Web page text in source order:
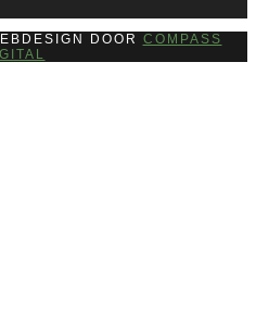
DOOR COMPASS